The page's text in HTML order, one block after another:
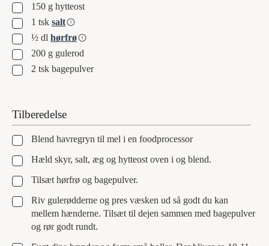
▢150 g hytteost
▢1 tsk salt
▢
½ dl hørfrø
▢
200 g gulerod
▢
2 tsk bagepulver
Tilberedelse
▢
Blend havregryn til mel i en foodprocessor
▢
Hæld skyr, salt, æg og hytteost oven i og blend.
▢
Tilsæt hørfrø og bagepulver.
▢
Riv gulerødderne og pres væsken ud så godt du kan
mellem hænderne. Tilsæt til dejen sammen med bagepulver
og rør godt rundt.